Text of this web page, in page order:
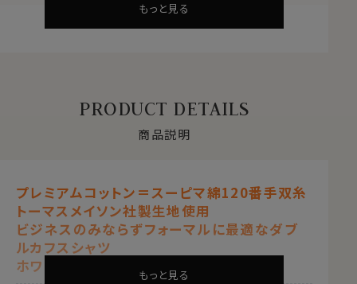
もっと見る
PRODUCT DETAILS
商品説明
プレミアムコットン＝スーピマ綿120番手双糸
トーマスメイソン社製生地使用
ビジネスのみならずフォーマルに最適なダブ
ルカフスシャツ
ホワイト 白
もっと見る